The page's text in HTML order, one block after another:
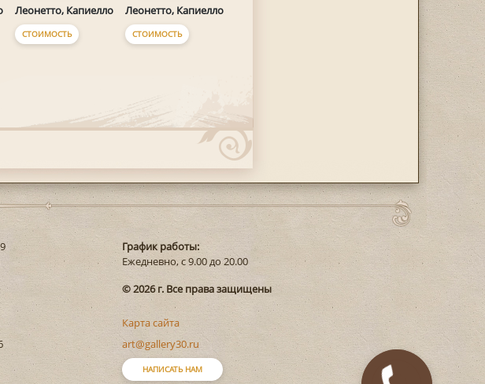
Леонетто, Капиелло
СТОИМОСТЬ
Леонетто, Капиелло
СТОИМОСТЬ
График работы:
Ежедневно, с 9.00 до 20.00
© 2026 г. Все права защищены
Карта сайта
art@gallery30.ru
НАПИСАТЬ НАМ
Закажите